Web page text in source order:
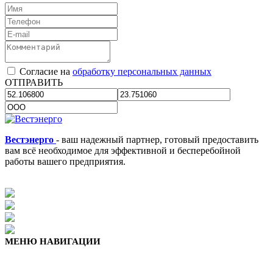
Согласие на обработку персональных данных
ОТПРАВИТЬ
Вестэнерго - ваш надежный партнер, готовый предоставить
вам всё необходимое для эффективной и бесперебойной
работы вашего предприятия.
МЕНЮ НАВИГАЦИИ